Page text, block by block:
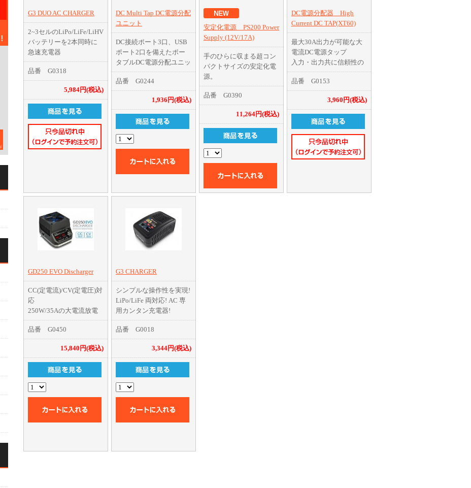
G3 DUO AC CHARGER
2~3セルのLiPo/LiFe/LiHV
バッテリーを2本同時に
急速充電器
品番 G0318
5,984円(税込)
DC Multi Tap DC電源分配
ユニット
DC接続ポート3口、USB
ポート2口を備えたポー
タブルDC電源分配ユニッ
ト
品番 G0244
1,936円(税込)
安定化電源 PS200 Power
Supply (12V/17A)
手のひらに収まる超コン
パクトサイズの安定化電
源。
DC出力は12V固定。ホビ
ー用DC機器のほぼ全てに
接続ミスを防ぎ効率に優
れたXT60コネクタを採用
(DC出力部)
幅11cmの超小型サイズで
も楽チン!
フルアルミ筐体に温度感
品番 G0390
11,264円(税込)
DC電源分配器 High
Current DC TAP(XT60)
最大30A出力が可能な大
電流DC電源タップ
入力・出力共に信頼性の
高いXT60コネクタを採用
USB(QC3.0)出力ポートを
装備
放熱性とデザイン性を備
えたアルミボディ仕様
品番 G0153
3,960円(税込)
GD250 EVO Discharger
CC(定電流)/CV(定電圧)対
応
250W/35Aの大電流放電
器。
品番 G0450
15,840円(税込)
G3 CHARGER
シンプルな操作性を実現!
LiPo/LiFe 両対応! AC 専
用カンタン充電器!
品番 G0018
3,344円(税込)